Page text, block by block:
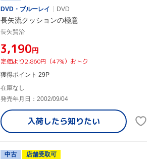
DVD・ブルーレイ
DVD
長矢流クッションの極意
長矢賢治
¥3,190円
定価より2,860円（47%）おトク
獲得ポイント 29P
在庫なし
発売年月日：2002/09/04
入荷したら知りたい
中古
店舗受取可